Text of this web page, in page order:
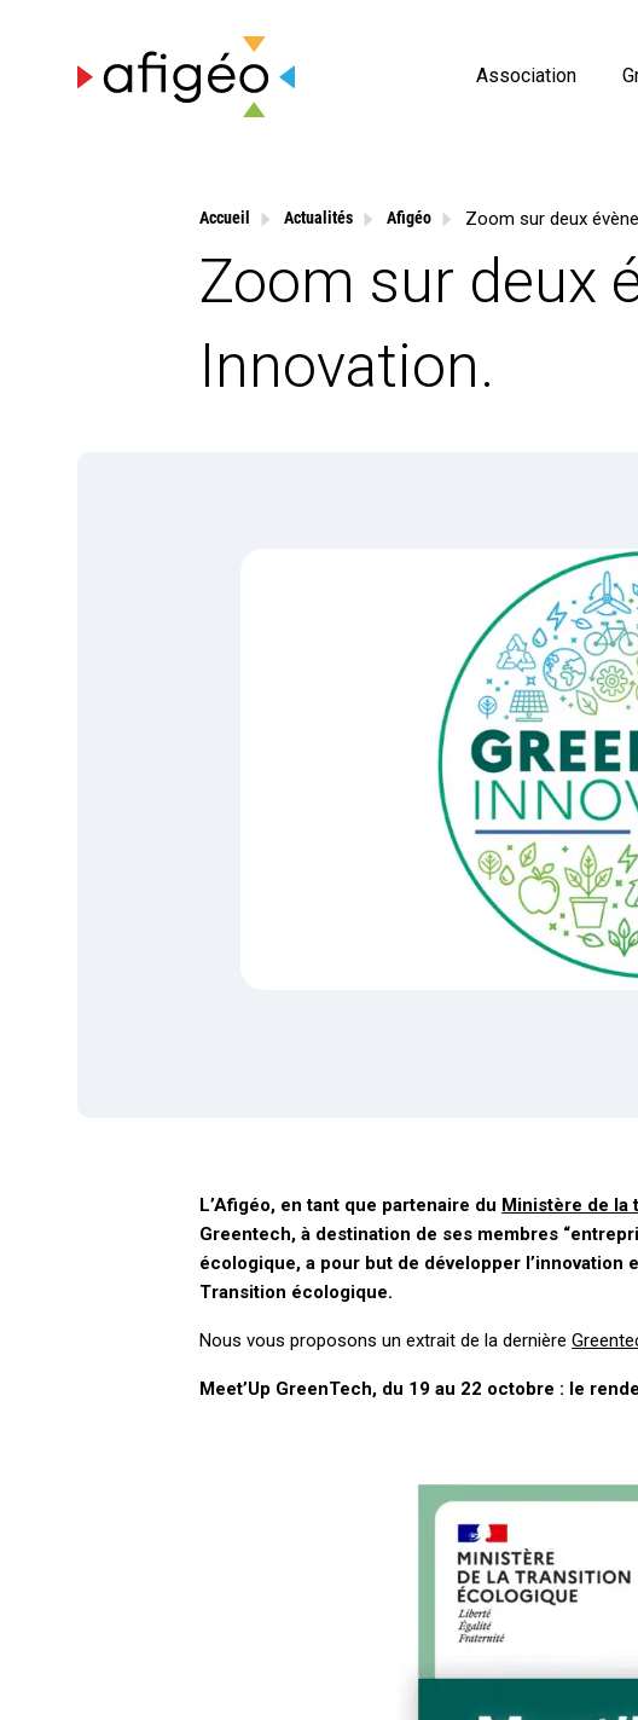
Association
Accueil Actualités Afigéo
Zoom sur deux
Innovation.
L’Afigéo, en tant que partenaire du Ministère de la
Greentech, à destination de ses membres
écologique, a pour but de développer
Transition écologique.
Nous vous proposons un extrait de la dernière
Meet’Up GreenTech, du 19 au 22 octobre : le